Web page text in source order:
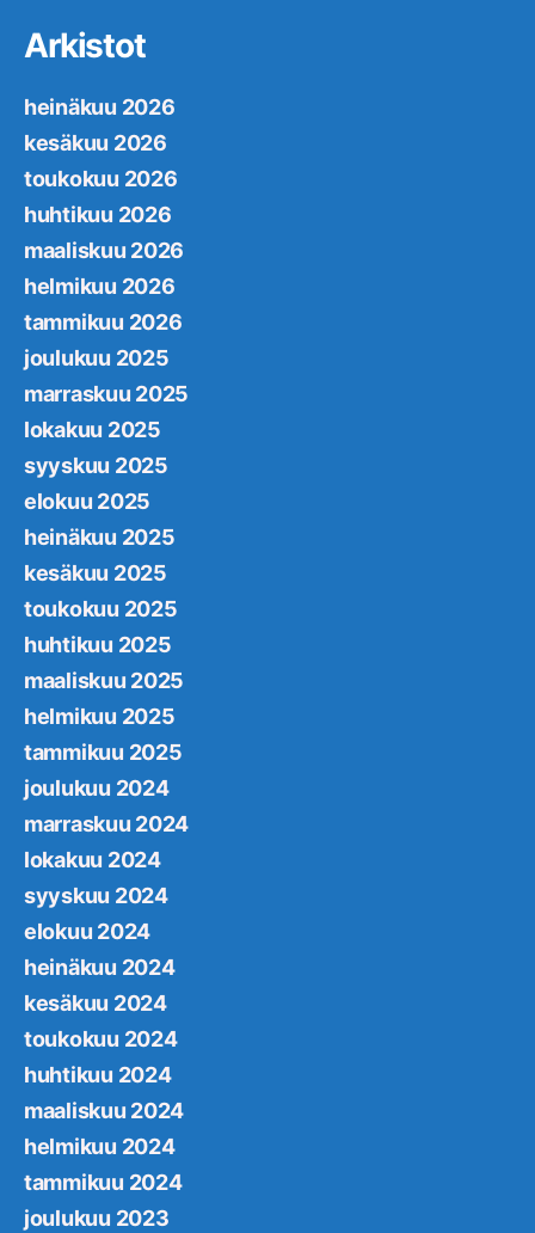
Arkistot
heinäkuu 2026
kesäkuu 2026
toukokuu 2026
huhtikuu 2026
maaliskuu 2026
helmikuu 2026
tammikuu 2026
joulukuu 2025
marraskuu 2025
lokakuu 2025
syyskuu 2025
elokuu 2025
heinäkuu 2025
kesäkuu 2025
toukokuu 2025
huhtikuu 2025
maaliskuu 2025
helmikuu 2025
tammikuu 2025
joulukuu 2024
marraskuu 2024
lokakuu 2024
syyskuu 2024
elokuu 2024
heinäkuu 2024
kesäkuu 2024
toukokuu 2024
huhtikuu 2024
maaliskuu 2024
helmikuu 2024
tammikuu 2024
joulukuu 2023